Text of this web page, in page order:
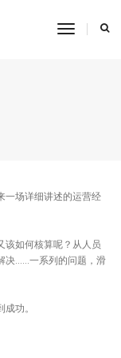
toggle
一场详细讲述的运营经
该如何核算呢？从人员
决……一系列的问题，滑
功。